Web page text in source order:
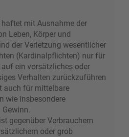
haftet mit Ausnahme der
Leben, Körper und
der Verletzung wesentlicher
(Kardinalpflichten) nur für
auf ein vorsätzliches oder
Verhalten zurückzuführen
auch für mittelbare
wie insbesondere
Gewinn.
gegenüber Verbrauchern
oder grob